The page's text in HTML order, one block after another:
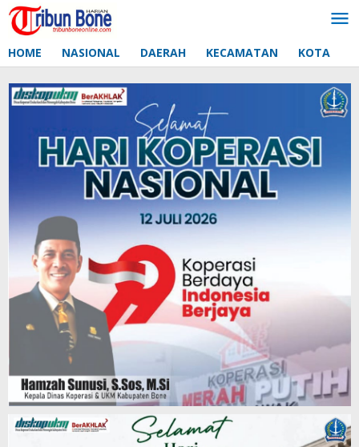
Lewati
ke
HOME NASIONAL DAERAH KECAMATAN KOTA